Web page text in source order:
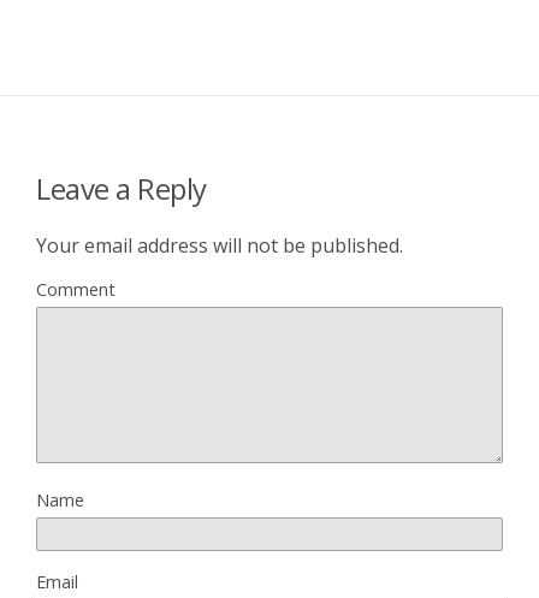
Leave a Reply
Your email address will not be published.
Comment
Name
Email